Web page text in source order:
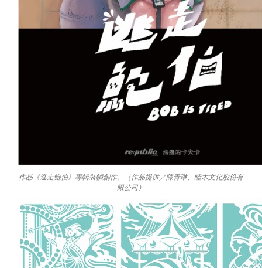
作品《逃走鮑伯》專輯裝幀創作。（作品提供／陳青琳、睦木文化股份有
限公司）